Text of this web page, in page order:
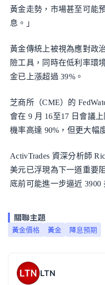
黃金走勢，市場甚至可能
息。」
黃金傳統上被視為應對政
險工具，同時在低利率環
金已上漲超過 39%。
芝商所（CME）的
會在 9 月 16至17 日會議
機率高達 90%，但更大幅
ActivTrades 資深分析師
美元已浮現為下一道重要
底前可能進一步逼近 3900
關聯主題
黃金價格 黃金 降息預期
LTN